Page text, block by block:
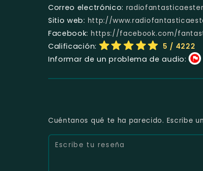
Correo electrónico:
Sitio web: http://
Facebook: https://facebook.com/
Calificación: 5 / 4222
Informar de un problema de audio:
Cuéntanos qué te ha parecido. Escribe